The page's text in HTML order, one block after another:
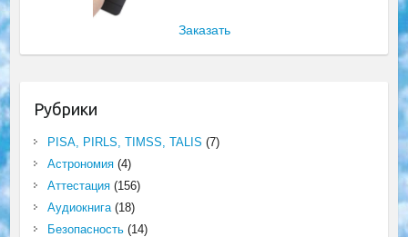
Заказать
Рубрики
PISA, PIRLS, TIMSS, TALIS (7)
Астрономия(4)
Аттестация(156)
Аудиокнига(18)
Безопасность(14)